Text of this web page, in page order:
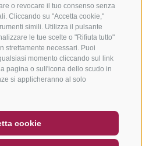
o revocare il tuo consenso senza
Cliccando su "Accetta cookie,"
simili. Utilizza il pulsante
le tue scelte o "Rifiuta tutto"
strettamente necessari. Puoi
momento cliccando sul link
pagina o sull'icona dello scudo in
si applicheranno al solo
cookie
WALL METEO